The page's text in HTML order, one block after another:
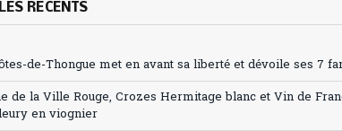
RÉCENTS
de-Thongue met en avant sa liberté et dévoile ses 7
de la Ville Rouge, Crozes Hermitage blanc et Vin de
en viognier